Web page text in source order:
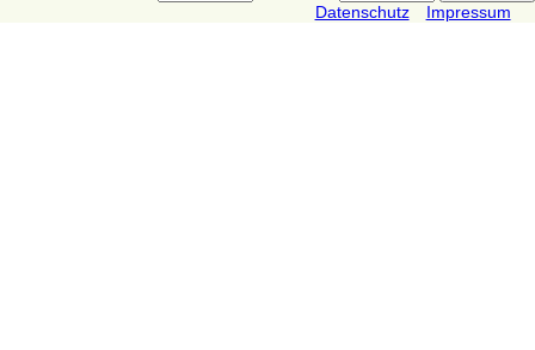
Datenschutz
Impressum